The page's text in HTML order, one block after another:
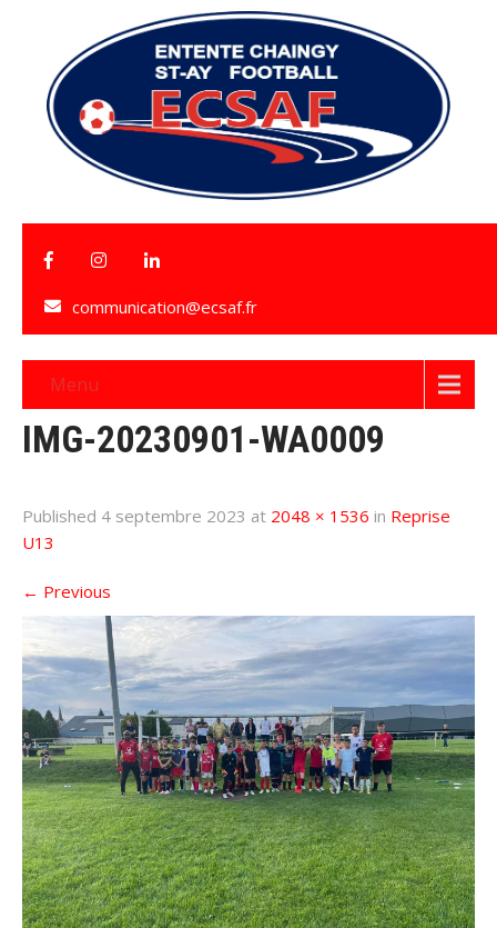
communication@ecsaf.fr
Menu
IMG-20230901-WA0009
Published 4 septembre 2023 at 2048 × 1536 in Reprise
U13
← Previous